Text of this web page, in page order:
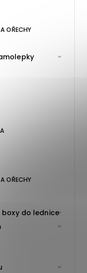
OŘECHY
OŘECHY
boxy do lednice